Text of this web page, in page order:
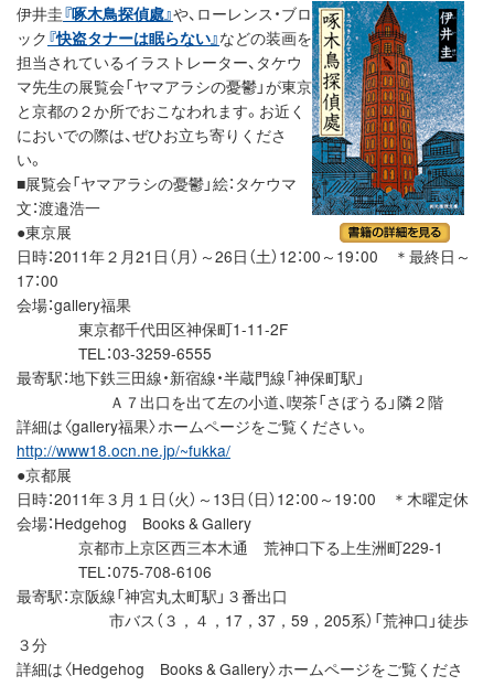
伊井圭『啄木鳥探偵處』や、ローレンス・ブロ
ック 『快盗タナーは眠らない』などの装画を
担当されているイラストレーター、タケウ
マ先生の展覧会「ヤマアラシの憂鬱」が東京
と京都の２か所でおこなわれます。お近く
においでの際は、ぜひお立ち寄りくださ
い。
■展覧会「ヤマアラシの憂鬱」絵：タケウマ
文：渡邉浩一
●東京展
日時：2011年２月21日（月）～26日（土）12：00～19：00 ＊最終日～
17：00
会場：gallery福果
東京都千代田区神保町1-11-2F
TEL：03-3259-6555
最寄駅：地下鉄三田線・新宿線・半蔵門線「神保町駅」
Ａ７出口を出て左の小道、喫茶「さぼうる」隣２階
詳細は〈gallery福果〉ホームページをご覧ください。
http://www18.ocn.ne.jp/~fukka/
●京都展
日時：2011年３月１日（火）～13日（日）12：00～19：00 ＊木曜定休
会場：Hedgehog Books & Gallery
京都市上京区西三本木通 荒神口下る上生洲町229-1
TEL：075-708-6106
最寄駅：京阪線「神宮丸太町駅」３番出口
市バス（３，４，17，37，59，205系）「荒神口」徒歩
３分
詳細は〈Hedgehog Books & Gallery〉ホームページをご覧くださ